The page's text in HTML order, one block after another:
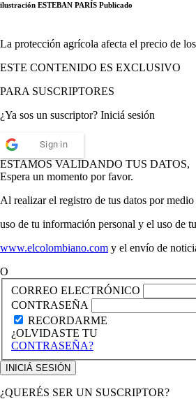
ilustración ESTEBAN PARÍS Publicado
La protección agrícola afecta el precio de
ESTE CONTENIDO ES EXCLUSIVO
PARA SUSCRIPTORES
¿Ya sos un suscriptor? Iniciá sesión
Sign in
ESTAMOS VALIDANDO TUS DATOS,
Espera un momento por favor.
Al realizar el registro de tus datos por
uso de tu información personal y el uso de
www.elcolombiano.com y el envío de
O
CORREO ELECTRÓNICO
CONTRASEÑA
RECORDARME
¿OLVIDASTE TU
CONTRASEÑA?
¿QUERÉS SER UN SUSCRIPTOR?